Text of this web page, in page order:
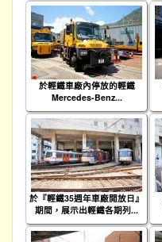
於輕鐵車廠內停放的輕鐵
Mercedes-Benz...
於『輕鐵35週年車廠開放日』
期間，展示出輕鐵各期列...